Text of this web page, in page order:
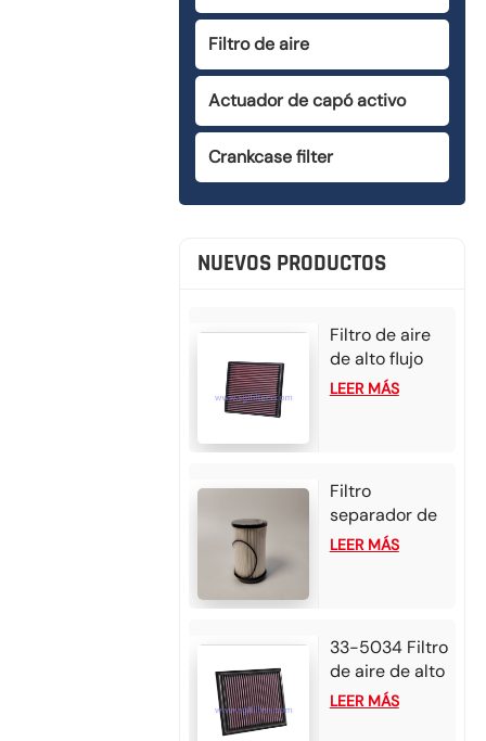
Filtro de aire
Actuador de capó activo
Crankcase filter
NUEVOS PRODUCTOS
Filtro de aire
de alto flujo
33-3002 para
(1.9 L L4
diésel)
LEER MÁS
Filtro
separador de
agua y
Detroit DD13,
DD15 y DD16.
LEER MÁS
33-5034 Filtro
de aire de alto
flujo para
LEER MÁS